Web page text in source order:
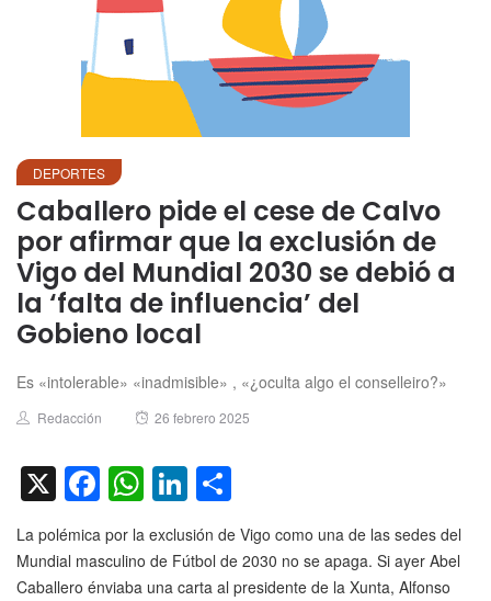
DEPORTES
Caballero pide el cese de Calvo
por afirmar que la exclusión de
Vigo del Mundial 2030 se debió a
la ‘falta de influencia’ del
Gobieno local
Es «intolerable» «inadmisible» , «¿oculta algo el conselleiro?»
Author
Redacción
Posted
26 febrero 2025
X Facebook
WhatsApp
LinkedIn
La polémica por la exclusión de Vigo como una de las sedes del
Mundial masculino de Fútbol de 2030 no se apaga. Si ayer Abel
Caballero énviaba una carta al presidente de la Xunta, Alfonso